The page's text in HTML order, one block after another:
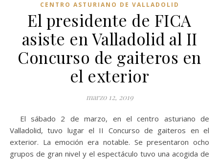
CENTRO ASTURIANO DE VALLADOLID
El presidente de FICA
asiste en Valladolid al II
Concurso de gaiteros en
el exterior
marzo 12, 2019
El sábado 2 de marzo, en el centro asturiano de
Valladolid, tuvo lugar el II Concurso de gaiteros en el
exterior. La emoción era notable. Se presentaron ocho
grupos de gran nivel y el espectáculo tuvo una acogida de